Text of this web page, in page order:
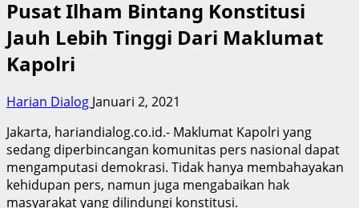
Pusat Ilham Bintang Konstitusi
Jauh Lebih Tinggi Dari Maklumat
Kapolri
Harian Dialog Januari 2, 2021
Jakarta, hariandialog.co.id.- Maklumat Kapolri yang
sedang diperbincangan komunitas pers nasional dapat
mengamputasi demokrasi. Tidak hanya membahayakan
kehidupan pers, namun juga mengabaikan hak
masyarakat yang dilindungi konstitusi.